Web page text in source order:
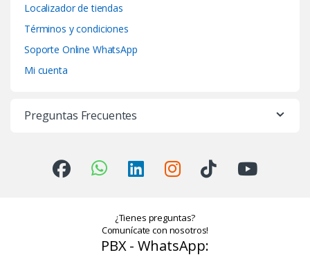
Localizador de tiendas
Términos y condiciones
Soporte Online WhatsApp
Mi cuenta
Preguntas Frecuentes
¿Tienes preguntas?
Comunícate con nosotros!
PBX - WhatsApp: